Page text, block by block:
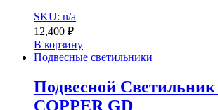
SKU: n/a
12,400 ₽
В корзину
Подвесные светильники
Подвесной Светильник
COPPER GD